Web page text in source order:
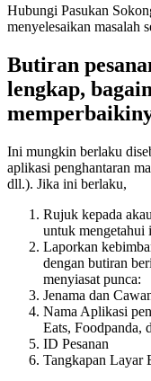
Hubungi Pasukan
menyelesaikan masalah
Butiran
lengkap,
Ini mungkin berlaku
aplikasi penghantaran
dll.). Jika ini berlaku,
Rujuk kepada
untuk mengetahui
Laporkan
dengan butiran
menyiasat punca:
Jenama dan
Nama Aplikasi
Eats, Foodpanda,
ID Pesanan
Tangkapan Layar